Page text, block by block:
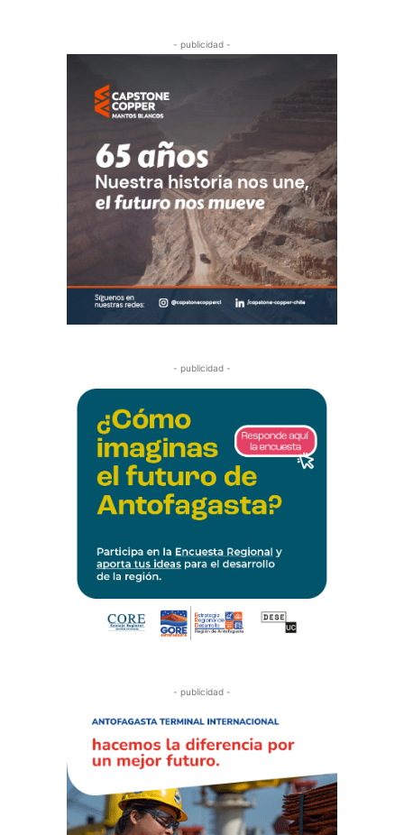
- publicidad -
- publicidad -
- publicidad -